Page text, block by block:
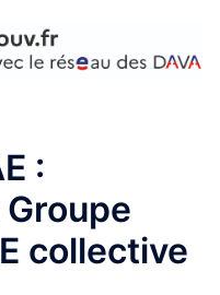
:
collective